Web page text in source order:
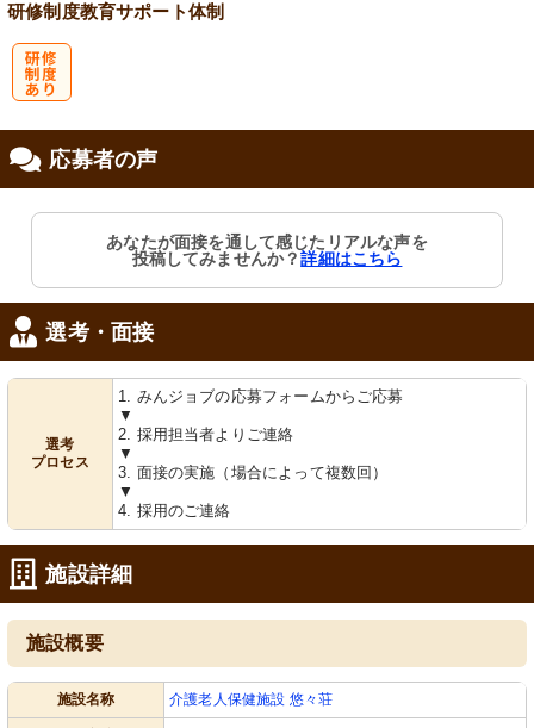
研修制度教育サポート体制
応募者の声
あなたが面接を通して感じたリアルな声を
投稿してみませんか？詳細はこちら
選考・面接
選考
プロセス
1. みんジョブの応募フォームからご応募
▼
2. 採用担当者よりご連絡
▼
3. 面接の実施（場合によって複数回）
▼
4. 採用のご連絡
施設詳細
施設概要
施設名称 介護老人保健施設 悠々荘